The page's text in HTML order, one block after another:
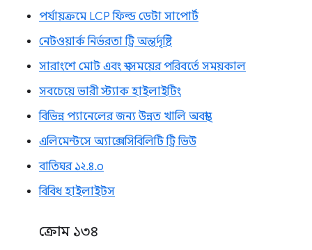
পর্যায়ক্রমে LCP ফিল্ড ডেটা সাপোর্ট
নেটওয়ার্ক নির্ভরতা ট্রি অন্তর্দৃষ্টি
সারাংশে মোট এবং স্ব-সময়ের পরিবর্তে সময়কাল
সবচেয়ে ভারী স্ট্যাক হাইলাইটিং
বিভিন্ন প্যানেলের জন্য উন্নত খালি অবস্থা
এলিমেন্টসে অ্যাক্সেসিবিলিটি ট্রি ভিউ
বাতিঘর ১২.৪.০
বিবিধ হাইলাইটস
ক্রোম ১৩৪